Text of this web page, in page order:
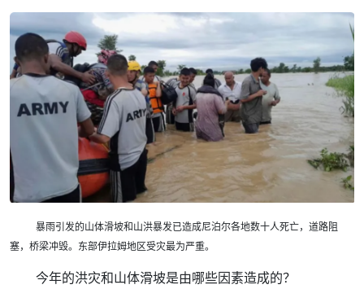
暴雨引发的山体滑坡和山洪暴发已造成尼泊尔各地数十人死亡，道路阻
塞，桥梁冲毁。东部伊拉姆地区受灾最为严重。
今年的洪灾和山体滑坡是由哪些因素造成的？